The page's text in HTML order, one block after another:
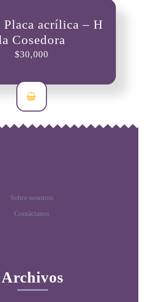
Placa acrílica – H
Cosedora
$30,000
Sobre nosotros
Contáctanos
Archivos